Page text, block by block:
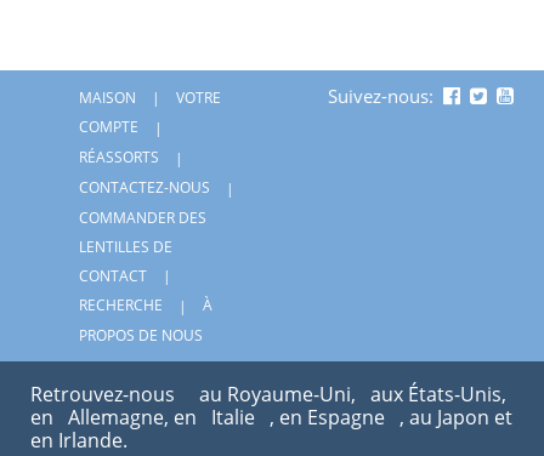
MAISON
VOTRE
COMPTE
RÉASSORTS
CONTACTEZ-NOUS
COMMANDER DES
LENTILLES DE
CONTACT
RECHERCHE
À
PROPOS DE NOUS
Suivez-nous:
Retrouvez-nous au Royaume-Uni, aux États-Unis,
en Allemagne, en Italie , en Espagne , au Japon et
en Irlande.